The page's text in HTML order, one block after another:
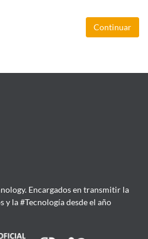
Continuar
Encargados en transmitir la
y la #Tecnología desde el año